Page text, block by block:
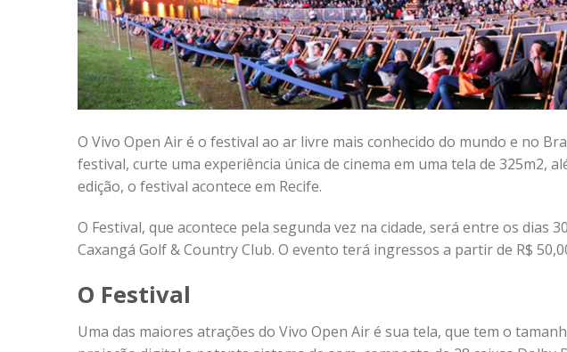
O Vivo Open Air é o festival ao ar livre mais conhecido do mundo e no
festival, curte uma experiência única de cinema em uma tela de 325m2,
edição, o festival acontece em Recife.
O Festival, que acontece pela segunda vez na cidade, será entre os dias
Caxangá Golf & Country Club. O evento terá ingressos a partir de R$
O Festival
Uma das maiores atrações do Vivo Open Air é sua tela, que tem o